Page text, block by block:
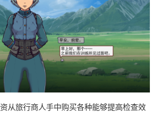
从旅行商人手中购买各种能够提高检查效